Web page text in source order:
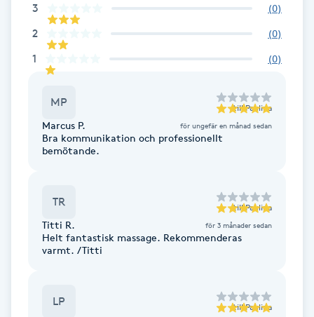
Fibromassage
Fotmassage
Fotsvamp
Fransar
Fransfärgning
3 (0)
2 (0)
1 (0)
MP till Paulina
Marcus P. för ungefär en månad sedan
Bra kommunikation och professionellt
bemötande.
TR till Paulina
Titti R. för 3 månader sedan
Helt fantastisk massage. Rekommenderas
varmt. /Titti
LP till Paulina